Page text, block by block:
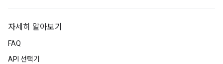
자세히 알아보기
FAQ
API 선택기